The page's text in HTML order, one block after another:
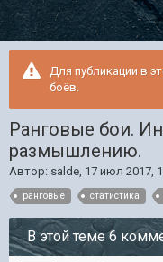
Для публикации в
боёв.
Ранговые бои.
размышлению.
Автор: salde, 17 июл 2017,
ранговые статистика
В этой теме 6